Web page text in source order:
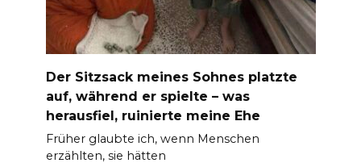
Der Sitzsack meines Sohnes platzte
auf, während er spielte – was
herausfiel, ruinierte meine Ehe
Früher glaubte ich, wenn Menschen
erzählten, sie hätten